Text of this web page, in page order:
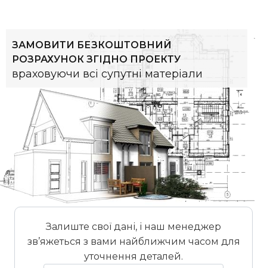
ЗАМОВИТИ БЕЗКОШТОВНИЙ
РОЗРАХУНОК ЗГІДНО ПРОЕКТУ
враховуючи всі супутні матеріали
Залиште свої дані, і наш менеджер
зв’яжеться з вами найближчим часом для
уточнення деталей.